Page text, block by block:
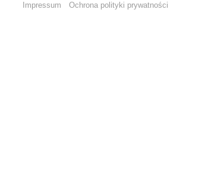
Impressum Ochrona polityki prywatności